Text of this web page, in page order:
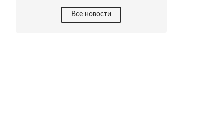
Все новости